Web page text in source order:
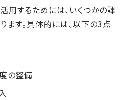
用するためには、いくつかの課
ます。具体的には、以下の3点
の整備